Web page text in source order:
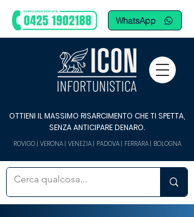
WhatsApp
OTTIENI IL MASSIMO RISARCIMENTO CHE TI SPETTA,
SENZA ANTICIPARE DENARO.
ROVIGO | VERONA | VENEZIA | PADOVA | FERRARA | BOLOGNA